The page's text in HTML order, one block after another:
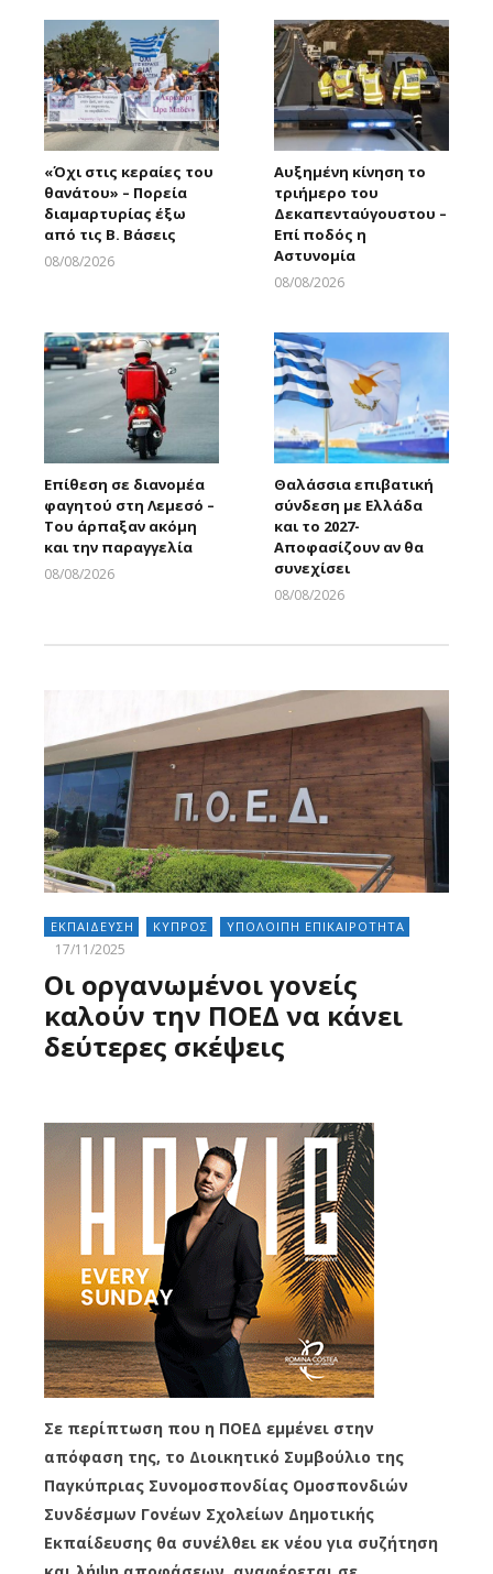
«Όχι στις κεραίες του
θανάτου» – Πορεία
διαμαρτυρίας έξω
από τις Β. Βάσεις
08/08/2026
Αυξημένη κίνηση το
τριήμερο του
Δεκαπενταύγουστου –
Επί ποδός η
Αστυνομία
08/08/2026
Επίθεση σε διανομέα
φαγητού στη Λεμεσό –
Του άρπαξαν ακόμη
και την παραγγελία
08/08/2026
Θαλάσσια επιβατική
σύνδεση με Ελλάδα
και το 2027-
Αποφασίζουν αν θα
συνεχίσει
08/08/2026
ΕΚΠΑΙΔΕΥΣΗ ΚΥΠΡΟΣ ΥΠΟΛΟΙΠΗ ΕΠΙΚΑΙΡΟΤΗΤΑ
17/11/2025
Οι οργανωμένοι γονείς
καλούν την ΠΟΕΔ να κάνει
δεύτερες σκέψεις
Σε περίπτωση που η ΠΟΕΔ εμμένει στην
απόφαση της, το Διοικητικό Συμβούλιο της
Παγκύπριας Συνομοσπονδίας Ομοσπονδιών
Συνδέσμων Γονέων Σχολείων Δημοτικής
Εκπαίδευσης θα συνέλθει εκ νέου για συζήτηση